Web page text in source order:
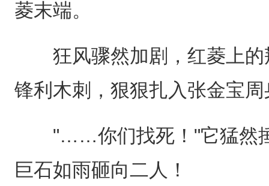
菱末端。
狂风骤然加剧，红菱上的
锋利木刺，狠狠扎入张金宝
"……你们找死！"它猛然捶
巨石如雨砸向二人！